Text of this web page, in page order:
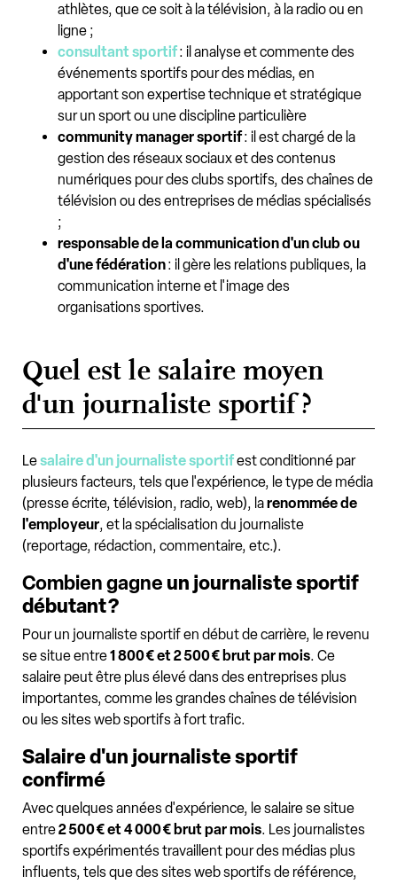
athlètes, que ce soit à la télévision, à la radio ou en
ligne ;
consultant sportif: il analyse et commente des
événements sportifs pour des médias, en
apportant son expertise technique et stratégique
sur un sport ou une discipline particulière
community manager sportif: il est chargé de la
gestion des réseaux sociaux et des contenus
numériques pour des clubs sportifs, des chaînes de
télévision ou des entreprises de médias spécialisés
;
responsable de la communication d'un club ou
d'une fédération: il gère les relations publiques, la
communication interne et l'image des
organisations sportives.
Quel est le salaire moyen
d'un journaliste sportif ?
Lesalaire d'un journaliste sportifest conditionné par
plusieurs facteurs, tels que l'expérience, le type de média
(presse écrite, télévision, radio, web), larenommée de
l'employeur, et la spécialisation du journaliste
(reportage, rédaction, commentaire, etc.).
Combien gagne un journaliste sportif
débutant ?
Pour un journaliste sportif en début de carrière, le revenu
se situe entre1 800 € et 2 500 € brut par mois. Ce
salaire peut être plus élevé dans des entreprises plus
importantes, comme les grandes chaînes de télévision
ou les sites web sportifs à fort trafic.
Salaire d'un journaliste sportif
confirmé
Avec quelques années d'expérience, le salaire se situe
entre2 500 € et 4 000 € brut par mois. Les journalistes
sportifs expérimentés travaillent pour des médias plus
influents, tels que des sites web sportifs de référence,